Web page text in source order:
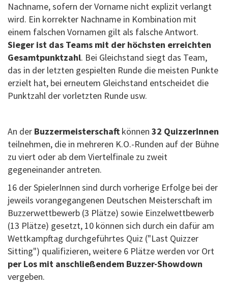
Nachname, sofern der Vorname nicht explizit verlangt
wird. Ein korrekter Nachname in Kombination mit
einem falschen Vornamen gilt als falsche Antwort.
Sieger ist das Teams mit der höchsten erreichten
Gesamtpunktzahl. Bei Gleichstand siegt das Team,
das in der letzten gespielten Runde die meisten Punkte
erzielt hat, bei erneutem Gleichstand entscheidet die
Punktzahl der vorletzten Runde usw.
An der Buzzermeisterschaft können 32 QuizzerInnen
teilnehmen, die in mehreren K.O.-Runden auf der Bühne
zu viert oder ab dem Viertelfinale zu zweit
gegeneinander antreten.
16 der SpielerInnen sind durch vorherige Erfolge bei der
jeweils vorangegangenen Deutschen Meisterschaft im
Buzzerwettbewerb (3 Plätze) sowie Einzelwettbewerb
(13 Plätze) gesetzt, 10 können sich durch ein dafür am
Wettkampftag durchgeführtes Quiz ("Last Quizzer
Sitting") qualifizieren, weitere 6 Plätze werden vor Ort
per Los mit anschließendem Buzzer-Showdown
vergeben.